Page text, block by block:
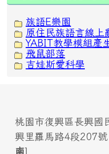
族語E樂園
原住民族語言線上
YABIT教學模組產
飛鼠部落
吉娃斯愛科學
桃園市復興區長興國
興里羅馬路4段207
南]